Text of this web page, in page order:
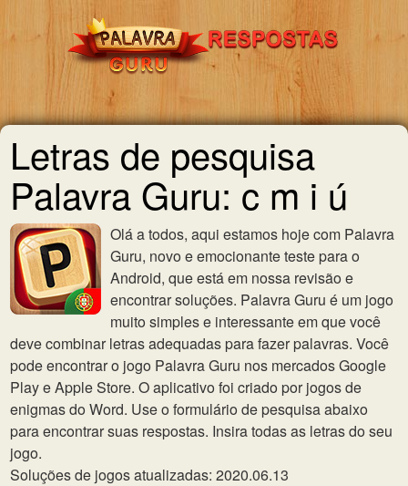
Letras de pesquisa
Palavra Guru: c m i ú
Olá a todos, aqui estamos hoje com Palavra
Guru, novo e emocionante teste para o
Android, que está em nossa revisão e
encontrar soluções. Palavra Guru é um jogo
muito simples e interessante em que você
deve combinar letras adequadas para fazer palavras. Você
pode encontrar o jogo Palavra Guru nos mercados Google
Play e Apple Store. O aplicativo foi criado por jogos de
enigmas do Word. Use o formulário de pesquisa abaixo
para encontrar suas respostas. Insira todas as letras do seu
jogo.
Soluções de jogos atualizadas: 2020.06.13